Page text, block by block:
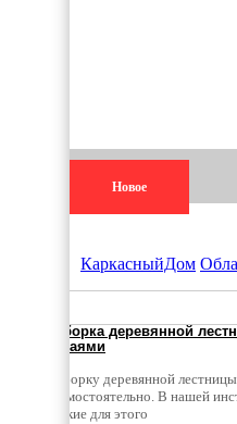
Новое
КаркасныйДом
Сборка деревянной
краями
Сборку деревянной
самостоятельно. В нашей
какие для этого